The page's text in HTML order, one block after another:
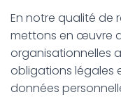
En notre qualité de
mettons en œuvre
organisationnelles
obligations légales
données